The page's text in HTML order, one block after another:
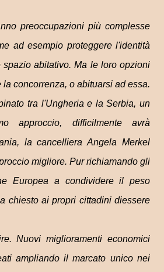
preoccupazioni più complesse
ad esempio proteggere l'identità
abitativo. Ma le loro opzioni
concorrenza, o abituarsi ad essa.
tra l'Ungheria e la Serbia, un
approccio, difficilmente avrà
la cancelliera Angela Merkel
migliore. Pur richiamando gli
Europea a condividere il peso
chiesto ai propri cittadini diessere
Nuovi miglioramenti economici
ampliando il marcato unico nei